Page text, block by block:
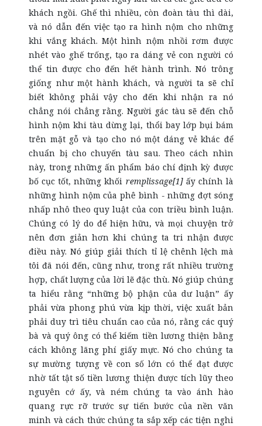
khách ngồi. Ghế thì nhiều, còn đoàn tàu thì dài,
và nó dẫn đến việc tạo ra hình nộm cho những
khi vắng khách. Một hình nộm nhồi rơm được
nhét vào ghế trống, tạo ra dáng vẻ con người có
thể tin được cho đến hết hành trình. Nó trông
giống như một hành khách, và người ta sẽ chỉ
biết không phải vậy cho đến khi nhận ra nó
chẳng nói chẳng rằng. Người gác tàu sẽ đến chỗ
hình nộm khi tàu dừng lại, thổi bay lớp bụi bám
trên mặt gỗ và tạo cho nó một dáng vẻ khác để
chuẩn bị cho chuyến tàu sau. Theo cách nhìn
này, trong những ấn phẩm báo chí định kỳ được
bố cục tốt, những khối remplissage[1]ấy chính là
những hình nộm của phê bình - những đợt sóng
nhấp nhô theo quy luật của con triều bình luận.
Chúng có lý do để hiện hữu, và mọi chuyện trở
nên đơn giản hơn khi chúng ta tri nhận được
điều này. Nó giúp giải thích tỉ lệ chênh lệch mà
tôi đã nói đến, cũng như, trong rất nhiều trường
hợp, chất lượng của lời lẽ đặc thù. Nó giúp chúng
ta hiểu rằng “những bộ phận của dư luận” ấy
phải vừa phong phú vừa kịp thời, việc xuất bản
phải duy trì tiêu chuẩn cao của nó, rằng các quý
bà và quý ông có thể kiếm tiền lương thiện bằng
cách không lãng phí giấy mực. Nó cho chúng ta
sự mường tượng về con số lớn có thể đạt được
nhờ tất tật số tiền lương thiện được tích lũy theo
nguyên cớ ấy, và ném chúng ta vào ánh hào
quang rực rỡ trước sự tiến bước của nền văn
minh và cách thức chúng ta sắp xếp các tiện nghi